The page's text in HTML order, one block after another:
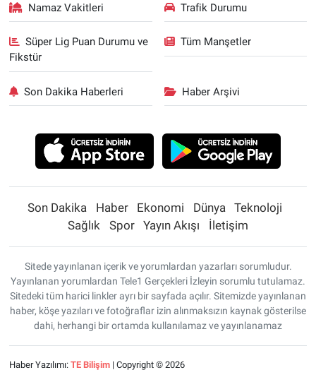
Namaz Vakitleri Trafik Durumu
Süper Lig Puan Durumu ve
Fikstür
Tüm Manşetler
Son Dakika Haberleri Haber Arşivi
Son Dakika Haber Ekonomi Dünya
Teknoloji
Sağlık
Spor Yayın Akışı İletişim
Sitede yayınlanan içerik ve yorumlardan yazarları sorumludur.
Yayınlanan yorumlardan Tele1 Gerçekleri İzleyin sorumlu tutulamaz.
Sitedeki tüm harici linkler ayrı bir sayfada açılır. Sitemizde yayınlanan
haber, köşe yazıları ve fotoğraflar izin alınmaksızın kaynak gösterilse
dahi, herhangi bir ortamda kullanılamaz ve yayınlanamaz
Haber Yazılımı: TE Bilişim| Copyright © 2026